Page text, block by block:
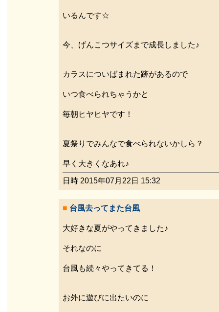
いるんです☆
今、げんこつサイズまで成長しました♪
カラスについばまれた跡があるので
いつ食べられちゃうかと
毎朝ヒヤヒヤです！
夏祭りでみんなで食べられないかしら？
早く大きくなあれ♪
日時 2015年07月22日 15:32
■ 台風去ってまた台風
大好きな夏がやってきました♪
それなのに
台風も続々やってきてる！
お外に遊びに出たいのに